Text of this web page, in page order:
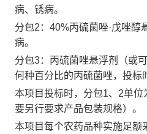
病、锈病。
分包2 ： 40%丙硫菌唑·戊唑醇
病。
分包3：丙硫菌唑悬浮剂（或
何种百分比的丙硫菌唑，投标
本项目投标时，分包1、 2单位
要另行要求产品包装规格）。
本项目每个农药品种实施足额